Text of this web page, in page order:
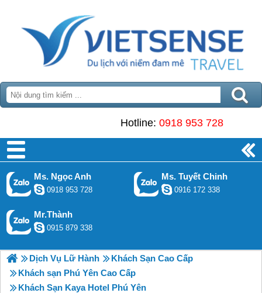
Hotline: 0918 953 728
Ms. Ngọc Anh
0918 953 728
Ms. Tuyết Chinh
0916 172 338
Mr.Thành
0915 879 338
Dịch Vụ Lữ Hành
Khách Sạn Cao Cấp
Khách sạn Phú Yên Cao Cấp
Khách Sạn Kaya Hotel Phú Yên